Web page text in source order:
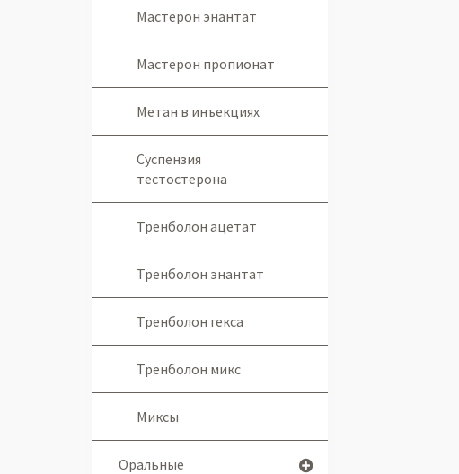
Мастерон энантат
Мастерон пропионат
Метан в инъекциях
Суспензия
тестостерона
Тренболон ацетат
Тренболон энантат
Тренболон гекса
Тренболон микс
Миксы
Оральные